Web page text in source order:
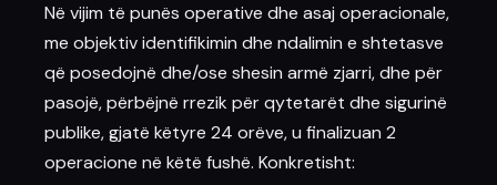
Në vijim të punës operative dhe asaj operacionale,
me objektiv identifikimin dhe ndalimin e shtetasve
që posedojnë dhe/ose shesin armë zjarri, dhe për
pasojë, përbëjnë rrezik për qytetarët dhe sigurinë
publike, gjatë këtyre 24 orëve, u finalizuan 2
operacione në këtë fushë. Konkretisht: